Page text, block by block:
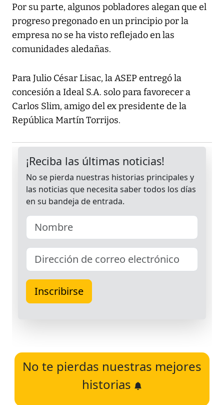
Por su parte, algunos pobladores alegan que el
progreso pregonado en un principio por la
empresa no se ha visto reflejado en las
comunidades aledañas.
Para Julio César Lisac, la ASEP entregó la
concesión a Ideal S.A. solo para favorecer a
Carlos Slim, amigo del ex presidente de la
República Martín Torrijos.
No te pierdas nuestras mejores
historias